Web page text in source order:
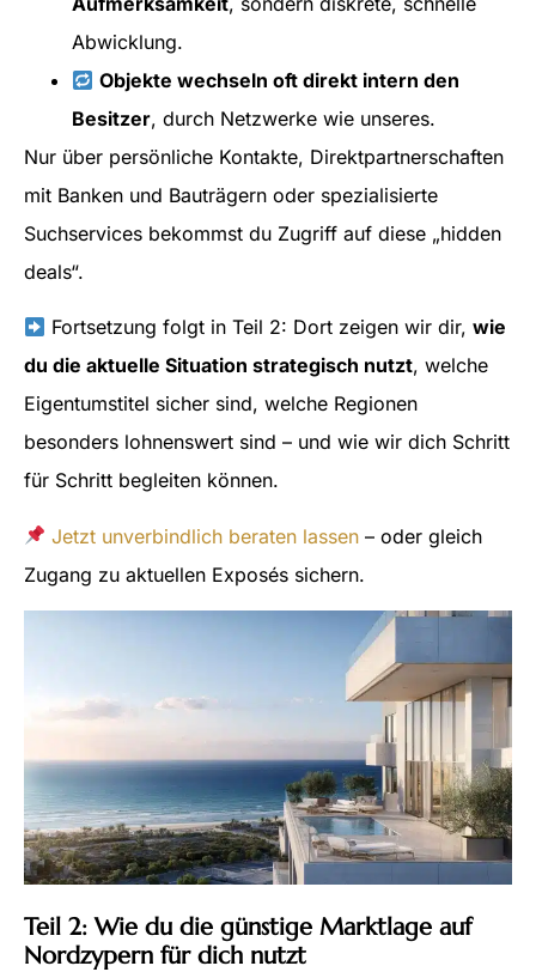
Abwicklung.
Objekte wechseln oft direkt intern den
Besitzer, durch Netzwerke wie unseres.
Nur über persönliche Kontakte, Direktpartnerschaften
mit Banken und Bauträgern oder spezialisierte
Suchservices bekommst du Zugriff auf diese „hidden
deals“.
Fortsetzung folgt in Teil 2: Dort zeigen wir dir,wie
du die aktuelle Situation strategisch nutzt, welche
Eigentumstitel sicher sind, welche Regionen
besonders lohnenswert sind – und wie wir dich Schritt
für Schritt begleiten können.
Jetzt unverbindlich beraten lassen – oder gleich
Zugang zu aktuellen Exposés sichern.
Teil 2: Wie du die günstige Marktlage auf
Nordzypern für dich nutzt